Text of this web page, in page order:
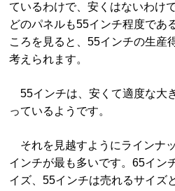
ているわけで、安くはないわけ
どのパネルも55インチ程度であ
ころを見ると、55インチの生産
考えられます。
55インチは、安くて適度な大
っているようです。
それを見越すようにラインナ
インチが最も多いです。65イン
イズ、55インチは売れるサイズ